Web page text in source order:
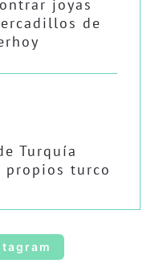
joyas
de
Turquía
propios turco